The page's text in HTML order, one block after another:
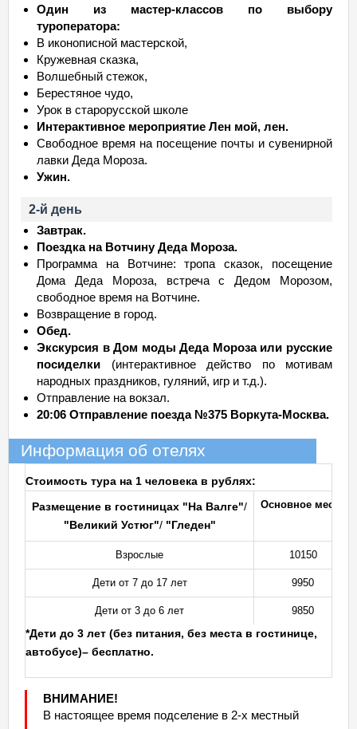
Один из мастер-классов по выбору
туроператора:
В иконописной мастерской,
Кружевная сказка,
Волшебный стежок,
Берестяное чудо,
Урок в старорусской школе
Интерактивное мероприятие Лен мой, лен.
Свободное время на посещение почты и сувенирной
лавки Деда Мороза.
Ужин.
2-й день
Завтрак.
Поездка на Вотчину Деда Мороза.
Программа на Вотчине: тропа сказок, посещение
Дома Деда Мороза, встреча с Дедом Морозом,
свободное время на Вотчине.
Возвращение в город.
Обед.
Экскурсия в Дом моды Деда Мороза или русские
посиделки (интерактивное действо по мотивам
народных праздников, гуляний, игр и т.д.).
Отправление на вокзал.
20:06 Отправление поезда №375 Воркута-Москва.
Информация об отелях
Стоимость тура на 1 человека в рублях:
Размещение в гостиницах "На Валге"/
"Великий Устюг"/ "Гледен"
Основное место
Взрослые 10150
Дети от 7 до 17 лет 9950
Дети от 3 до 6 лет 9850
*Дети до 3 лет (без питания, без места в гостинице,
автобусе)– бесплатно.
ВНИМАНИЕ!
В настоящее время подселение в 2-х местный